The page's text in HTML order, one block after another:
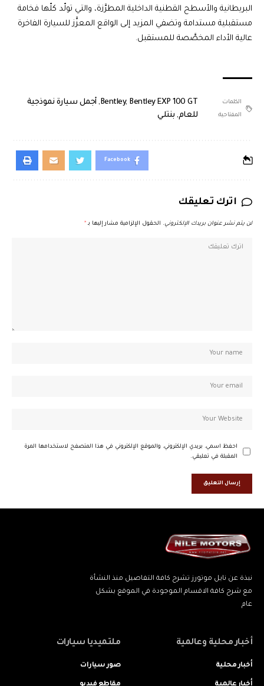
البريطانية والأسطح القطنية الداخلية المطرَّزة، والتي تولّد كلّها فخامة
مستقبلية مستدامة وتضفي المزيد إلى الواقع المعزَّز للسيارة الفاخرة
عالية الأداء المخصَّصة للمستقبل.
الكلمات
المفتاحية:
Bentley, Bentley EXP 100 GT
, أجمل سيارة نموذجية
للعام, بنتلي
Facebook
اترك تعليقك
لن يتم نشر عنوان بريدك الإلكتروني. الحقول الإلزامية مشار إليها بـ *
احفظ اسمي، بريدي الإلكتروني، والموقع الإلكتروني في هذا المتصفح لاستخدامها المرة
المقبلة في تعليقي.
نبذة عن نايل موتورز تشرح كافة التفاصيل منذ النشأة
مع شرح كافة الاقسام الموجودة في الموقع بشكل
عام
أخبار محلية وعالمية
أخبار محلية
أخبار عالمية
ملتميديا سيارات
صور سيارات
مقاطع فيديو